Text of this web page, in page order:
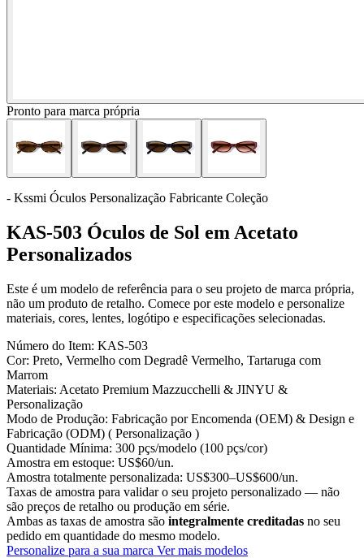
Pronto para marca própria
- Kssmi Óculos Personalização Fabricante Coleção
KAS-503 Óculos de Sol em Acetato
Personalizados
Este é um modelo de referência para o seu projeto de marca própria,
não um produto de retalho. Comece por este modelo e personalize
materiais, cores, lentes, logótipo e especificações selecionadas.
Número do Item: KAS-503
Cor: Preto, Vermelho com Degradê Vermelho, Tartaruga com
Marrom
Materiais: Acetato Premium Mazzucchelli & JINYU &
Personalização
Modo de Produção: Fabricação por Encomenda (OEM) & Design e
Fabricação (ODM) ( Personalização )
Quantidade Mínima: 300 pçs/modelo (100 pçs/cor)
Amostra em estoque: US$60/un.
Amostra totalmente personalizada: US$300–US$600/un.
Taxas de amostra para validar o seu projeto personalizado — não
são preços de retalho ou produção em série.
Ambas as taxas de amostra são integralmente creditadas no seu
pedido em quantidade do mesmo modelo.
Personalize para a sua marca Ver mais modelos